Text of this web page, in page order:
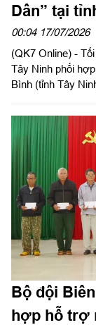
Dân” tại
00:04 17/07/2026
(QK7 Online) -
Tây Ninh phối
Bình (tỉnh Tây
hành quân dã
Bộ đội
hợp hỗ trợ